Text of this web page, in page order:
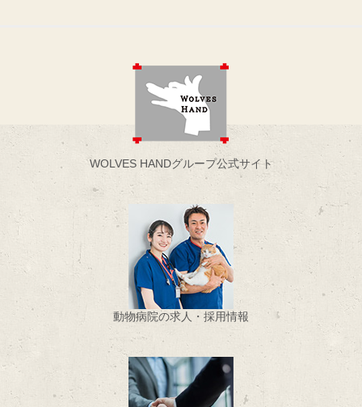
WOLVES HANDグループ公式サイト
動物病院の求人・採用情報